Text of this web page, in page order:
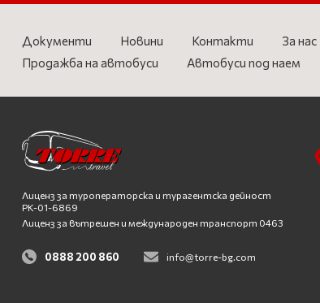
Документи Новини Контакти За нас
Продажба на автобуси
Автобуси под наем
Лиценз за туроператорска и турагентска дейност
PK-01-6869
Лиценз за вътрешен и международен транспорт 0463
0888 200 860 info@torre-bg.com